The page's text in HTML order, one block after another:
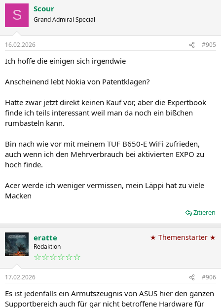
S Scour
Grand Admiral Special
16.02.2026 #905
Ich hoffe die einigen sich irgendwie
Anscheinend lebt Nokia von Patentklagen?
Hatte zwar jetzt direkt keinen Kauf vor, aber die Expertbook
finde ich teils interessant weil man da noch ein bißchen
rumbasteln kann.
Bin nach wie vor mit meinem TUF B650-E WiFi zufrieden,
auch wenn ich den Mehrverbrauch bei aktivierten EXPO zu
hoch finde.
Acer werde ich weniger vermissen, mein Läppi hat zu viele
Macken
Zitieren
eratte
Redaktion
☆☆☆☆☆☆
★ Themenstarter ★
17.02.2026 #906
Es ist jedenfalls ein Armutszeugnis von ASUS hier den ganzen
Supportbereich auch für gar nicht betroffene Hardware für